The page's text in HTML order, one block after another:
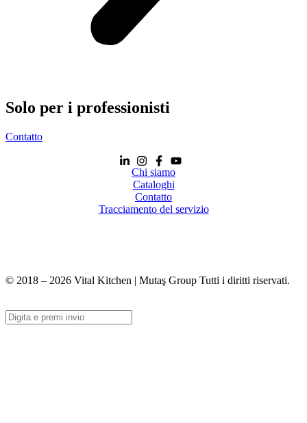
Solo per i professionisti
Contatto
Chi siamo
Cataloghi
Contatto
Tracciamento del servizio
© 2018 – 2026 Vital Kitchen | Mutaş Group Tutti i diritti riservati.